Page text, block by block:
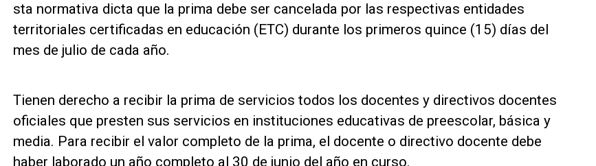
sta normativa dicta que la prima debe ser cancelada por las respectivas entidades
territoriales certificadas en educación (ETC) durante los primeros quince (15) días del
mes de julio de cada año.
Tienen derecho a recibir la prima de servicios todos los docentes y directivos docentes
oficiales que presten sus servicios en instituciones educativas de preescolar, básica y
media. Para recibir el valor completo de la prima, el docente o directivo docente debe
haber laborado un año completo al 30 de junio del año en curso.